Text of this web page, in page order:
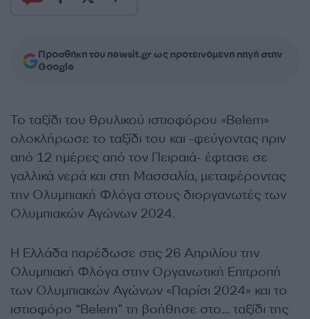
Προσθήκη του newsit.gr ως προτεινόμενη πηγή στην
Google
Το ταξίδι του θρυλικού ιστιοφόρου «Belem»
ολοκλήρωσε το ταξίδι του και -φεύγοντας πριν
από 12 ημέρες από τον Πειραιά- έφτασε σε
γαλλικά νερά και στη Μασσαλία, μεταφέροντας
την Ολυμπιακή Φλόγα στους διοργανωτές των
Ολυμπιακών Αγώνων 2024.
Η Ελλάδα παρέδωσε στις 26 Απριλίου την
Ολυμπιακή Φλόγα στην Οργανωτική Επιτροπή
των Ολυμπιακών Αγώνων «Παρίσι 2024» και το
ιστιοφόρο “Belem” τη βοήθησε στο… ταξίδι της